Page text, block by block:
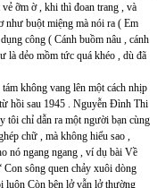
ỡm ờ , khi thì đoan trang , và
như buột miệng mà nói ra ( Em
công ( Cánh buồm nâu , cánh
là dẻo mồm tức quá khéo , dù đã
không vang lên một cách nhịp
hồi sau 1945 . Nguyễn Đình Thi
tôi chỉ dẫn ra một người bạn cùng
chữ , mà không hiểu sao ,
nó ngang ngang , ví dụ bài Về
Con sông quen chảy xuôi dòng
luôn Còn bên lở vẫn lở thường